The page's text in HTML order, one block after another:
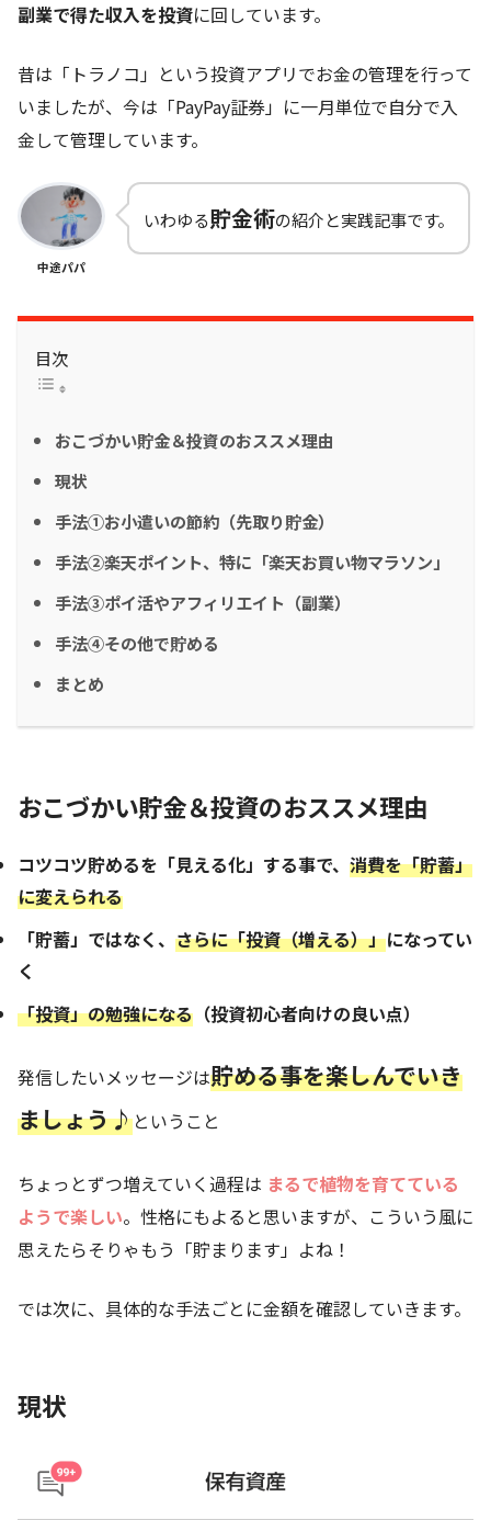
副業で得た収入を投資に回しています。
昔は「トラノコ」という投資アプリでお金の管理を行って
いましたが、今は「PayPay証券」に一月単位で自分で入
金して管理しています。
中途パパ
いわゆる貯金術の紹介と実践記事です。
目次
おこづかい貯金＆投資のおススメ理由
現状
手法①お小遣いの節約（先取り貯金）
手法②楽天ポイント、特に「楽天お買い物マラソン」
手法③ポイ活やアフィリエイト（副業）
手法④その他で貯める
まとめ
おこづかい貯金＆投資のおススメ理由
コツコツ貯めるを「見える化」する事で、 消費を「貯蓄」
に変えられる
「貯蓄」ではなく、 さらに「投資（増える）」になってい
く
「投資」の勉強になる （投資初心者向けの良い点）
発信したいメッセージは貯める事を楽しんでいき
ましょう♪ということ
ちょっとずつ増えていく過程は まるで植物を育てている
ようで楽しい。性格にもよると思いますが、こういう風に
思えたらそりゃもう「貯まります」よね！
では次に、具体的な手法ごとに金額を確認していきます。
現状